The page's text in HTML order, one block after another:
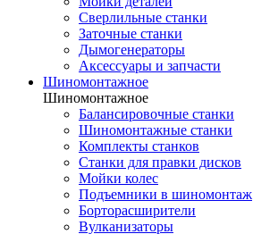
Сверлильные станки
Заточные станки
Дымогенераторы
Аксессуары и запчасти
Шиномонтажное
Шиномонтажное
Балансировочные станки
Шиномонтажные станки
Комплекты станков
Станки для правки дисков
Мойки колес
Подъемники в шиномонтаж
Борторасширители
Вулканизаторы